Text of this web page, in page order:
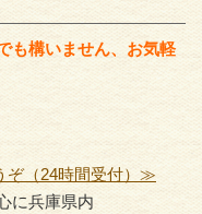
も構いません、お気軽
ぞ（24時間受付）≫
に兵庫県内